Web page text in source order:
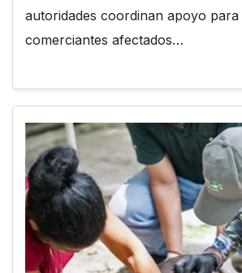
autoridades coordinan apoyo para
comerciantes afectados…